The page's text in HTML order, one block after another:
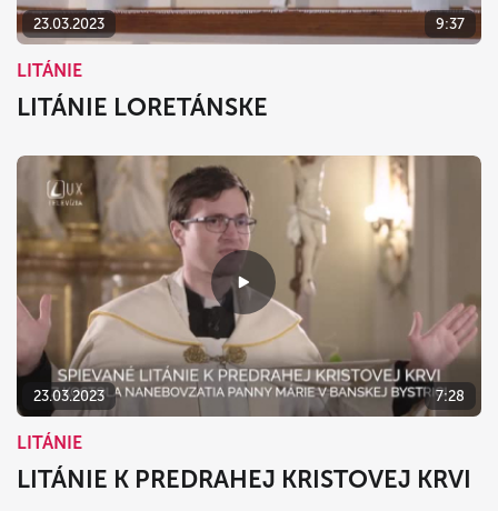
23.03.2023 9:37
LITÁNIE
LITÁNIE LORETÁNSKE
23.03.2023 7:28
LITÁNIE
LITÁNIE K PREDRAHEJ KRISTOVEJ KRVI